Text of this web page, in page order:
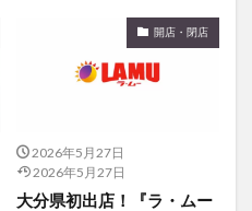
開店・閉店
2026年5月27日
2026年5月27日
大分県初出店！『ラ・ムー